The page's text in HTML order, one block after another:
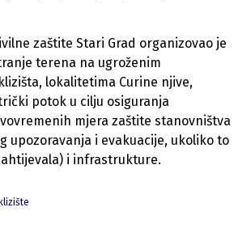
zaštite Stari Grad organizovao je
terena na ugroženim
lokalitetima Curine njive,
potok u cilju osiguranja
mjera zaštite stanovništva
upozoravanja i evakuacije, ukoliko to
i infrastrukture.
klizište